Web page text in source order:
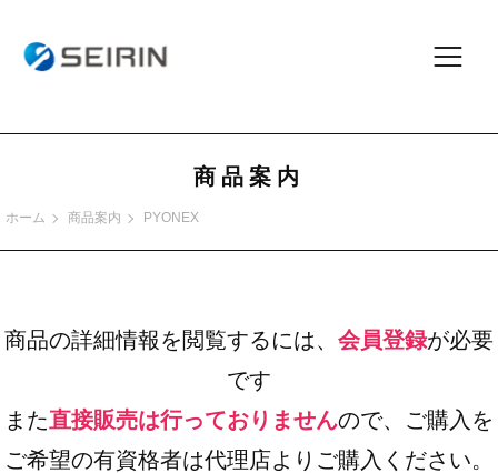
商品案内
ホーム 商品案内 PYONEX
商品の詳細情報を閲覧するには、 会員登録が必要
です
また直接販売は行っておりませんので、ご購入を
ご希望の有資格者は代理店よりご購入ください。